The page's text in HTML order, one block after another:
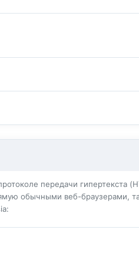
передачи гипертекста
обычными веб-браузерами,